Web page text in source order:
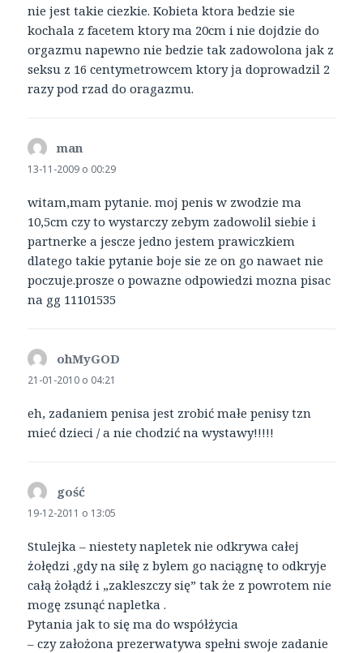
nie jest takie ciezkie. Kobieta ktora bedzie sie
kochala z facetem ktory ma 20cm i nie dojdzie do
orgazmu napewno nie bedzie tak zadowolona jak z
seksu z 16 centymetrowcem ktory ja doprowadzil 2
razy pod rzad do oragazmu.
man
13-11-2009 o 00:29
witam,mam pytanie. moj penis w zwodzie ma
10,5cm czy to wystarczy zebym zadowolil siebie i
partnerke a jescze jedno jestem prawiczkiem
dlatego takie pytanie boje sie ze on go nawaet nie
poczuje.prosze o powazne odpowiedzi mozna pisac
na gg 11101535
ohMyGOD
21-01-2010 o 04:21
eh, zadaniem penisa jest zrobić małe penisy tzn
mieć dzieci / a nie chodzić na wystawy!!!!!
gość
19-12-2011 o 13:05
Stulejka – niestety napletek nie odkrywa całej
żołędzi ,gdy na siłę z bylem go naciągnę to odkryje
całą żołądź i „zakleszczy się” tak że z powrotem nie
mogę zsunąć napletka .
Pytania jak to się ma do współżycia
– czy założona prezerwatywa spełni swoje zadanie